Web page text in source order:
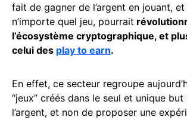
fait de gagner de l’argent en jouant, et
n’importe quel jeu, pourrait
l’écosystème cryptographique, et
celui des play to earn.
En effet, ce secteur regroupe
“jeux” créés dans le seul et unique
l’argent, et non de proposer une